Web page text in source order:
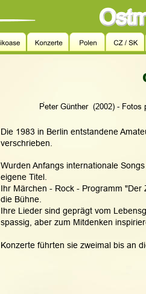
Peter Günther  (2002) -
.
Die 1983 in Berlin entstandene
verschrieben.
Wurden Anfangs internationale
eigene Titel.
Ihr Märchen - Rock - Programm
die Bühne.
Ihre Lieder sind geprägt vom
spassig, aber zum Mitdenken
Konzerte führten sie zweimal bis an